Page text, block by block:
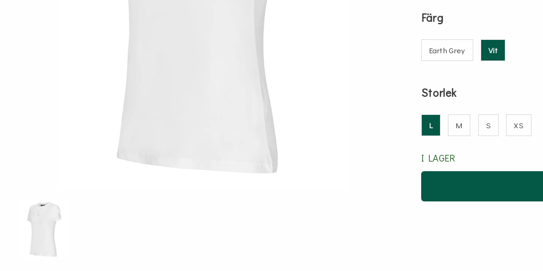
Färg
Earth Grey Vit
Storlek
L M S XS
I LAGER